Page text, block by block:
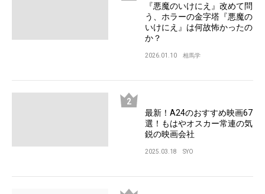
『悪魔のいけにえ』改めて問
う、ホラーの金字塔『悪魔の
いけにえ』は何故怖かったの
か？
2026.01.10 相馬学
最新！A24のおすすめ映画67
選！もはやオスカー常連の気
鋭の映画会社
2025.03.18 SYO